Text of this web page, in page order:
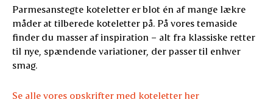
Parmesanstegte koteletter er blot én af mange lækre
måder at tilberede koteletter på. På vores temaside
finder du masser af inspiration – alt fra klassiske retter
til nye, spændende variationer, der passer til enhver
smag.
Se alle vores opskrifter med koteletter her